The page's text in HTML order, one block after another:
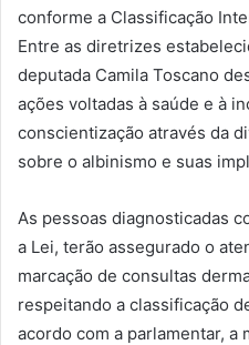
conforme a Classificação
Entre as diretrizes
deputada Camila Toscano
ações voltadas à saúde e à
conscientização através da
sobre o albinismo e suas
As pessoas diagnosticadas
a Lei, terão assegurado o
marcação de consultas
respeitando a classificação
acordo com a parlamentar, a